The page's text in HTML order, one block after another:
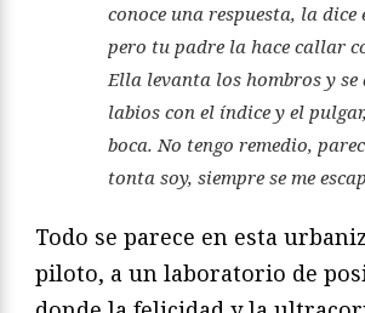
conoce una respuesta, la dice
pero tu padre la hace callar
Ella levanta los hombros y
labios con el índice y el
boca. No tengo remedio,
tonta soy, siempre se me
Todo se parece en esta
piloto, a un laboratorio de